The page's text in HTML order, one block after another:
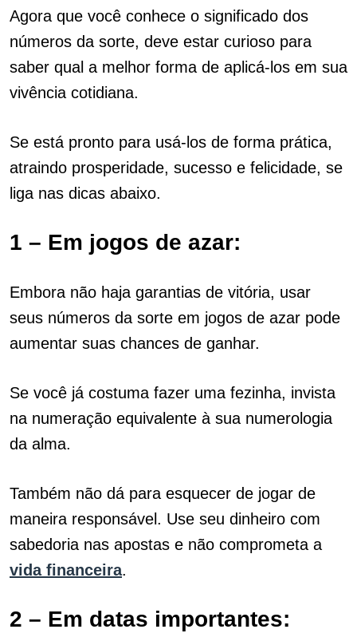
Agora que você conhece o significado dos
números da sorte, deve estar curioso para
saber qual a melhor forma de aplicá-los em sua
vivência cotidiana.
Se está pronto para usá-los de forma prática,
atraindo prosperidade, sucesso e felicidade, se
liga nas dicas abaixo.
1 – Em jogos de azar:
Embora não haja garantias de vitória, usar
seus números da sorte em jogos de azar pode
aumentar suas chances de ganhar.
Se você já costuma fazer uma fezinha, invista
na numeração equivalente à sua numerologia
da alma.
Também não dá para esquecer de jogar de
maneira responsável. Use seu dinheiro com
sabedoria nas apostas e não comprometa a
vida financeira.
2 – Em datas importantes: